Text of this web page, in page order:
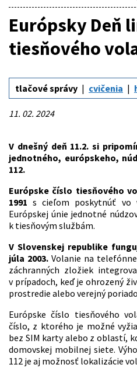
Európsky Deň
tiesňového
tlačové správy cvičenia
11. 02. 2024
V dnešný deň 11.2. si
jednotného, európskeho,
112.
Európske číslo tiesňového
1991 s cieľom poskytnúť vo
Európskej únie jednotné
k tiesňovým službám.
V Slovenskej republike
júla 2003. Volanie na
záchranných zložiek
v prípadoch, keď je ohrozený
prostredie alebo verejný
Európske číslo tiesňového
číslo, z ktorého je možné
bez SIM karty alebo z oblastí,
domovskej mobilnej siete.
112 je aj možnosť lokalizácie